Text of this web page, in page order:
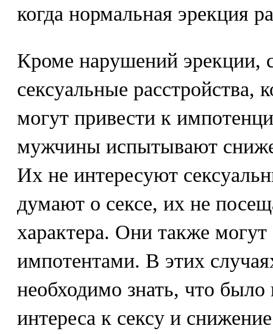
когда нормальная эрекция
Кроме нарушений эрекции,
сексуальные расстройства,
могут привести к
мужчины испытывают
Их не интересуют
думают о сексе, их не
характера. Они также могут
импотентами. В этих
необходимо знать, что было
интереса к сексу и